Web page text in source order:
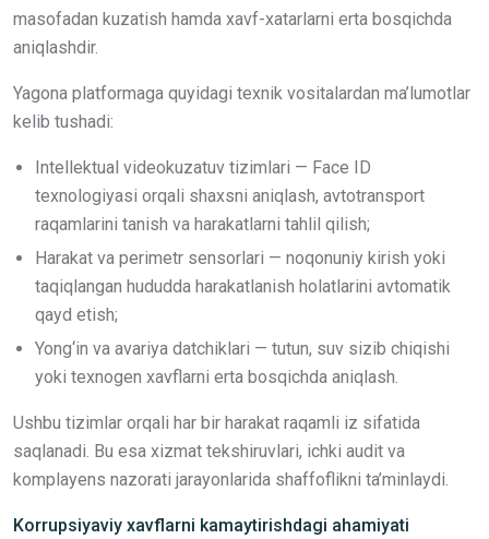
masofadan kuzatish hamda xavf-xatarlarni erta bosqichda
aniqlashdir.
Yagona platformaga quyidagi texnik vositalardan ma’lumotlar
kelib tushadi:
Intellektual videokuzatuv tizimlari — Face ID
texnologiyasi orqali shaxsni aniqlash, avtotransport
raqamlarini tanish va harakatlarni tahlil qilish;
Harakat va perimetr sensorlari — noqonuniy kirish yoki
taqiqlangan hududda harakatlanish holatlarini avtomatik
qayd etish;
Yong‘in va avariya datchiklari — tutun, suv sizib chiqishi
yoki texnogen xavflarni erta bosqichda aniqlash.
Ushbu tizimlar orqali har bir harakat raqamli iz sifatida
saqlanadi. Bu esa xizmat tekshiruvlari, ichki audit va
komplayens nazorati jarayonlarida shaffoflikni ta’minlaydi.
Korrupsiyaviy xavflarni kamaytirishdagi ahamiyati